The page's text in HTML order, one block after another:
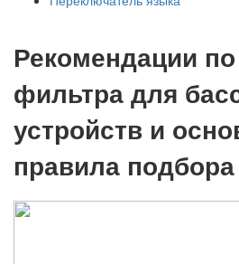
Рекомендации
фильтра для
устройств и
правила подбора